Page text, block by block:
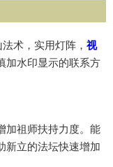
术，实用灯阵， 视
加水印显示的联系方
加祖师扶持力度。能
新立的法坛快速增加